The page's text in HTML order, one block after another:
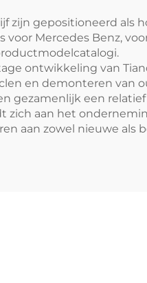
zijn gepositioneerd als
Mercedes Benz,
ontwikkeling van
en demonteren van
gezamenlijk een
zich aan het
aan zowel nieuwe als